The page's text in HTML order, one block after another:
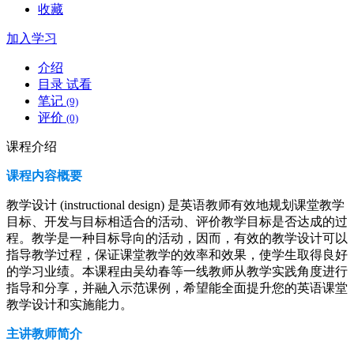
收藏
加入学习
介绍
目录 试看
笔记 (9)
评价 (0)
课程介绍
课程内容概要
教学设计 (instructional design) 是英语教师有效地规划课堂教学
目标、开发与目标相适合的活动、评价教学目标是否达成的过
程。教学是一种目标导向的活动，因而，有效的教学设计可以
指导教学过程，保证课堂教学的效率和效果，使学生取得良好
的学习业绩。本课程由吴幼春等一线教师从教学实践角度进行
指导和分享，并融入示范课例，希望能全面提升您的英语课堂
教学设计和实施能力。
主讲教师简介